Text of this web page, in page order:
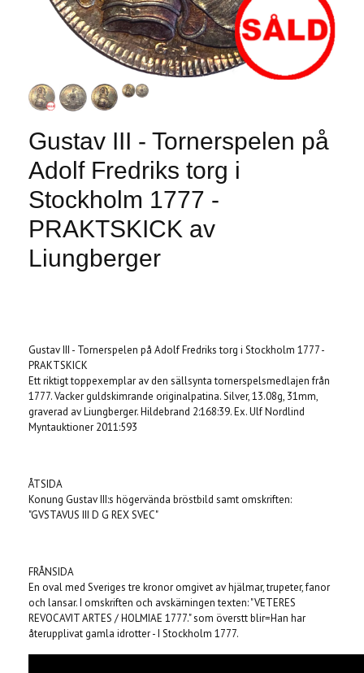
Gustav III - Tornerspelen på
Adolf Fredriks torg i
Stockholm 1777 -
PRAKTSKICK av
Liungberger
Gustav III - Tornerspelen på Adolf Fredriks torg i Stockholm 1777 -
PRAKTSKICK
Ett riktigt toppexemplar av den sällsynta tornerspelsmedlajen från
1777. Vacker guldskimrande originalpatina. Silver, 13.08g, 31mm,
graverad av Liungberger. Hildebrand 2:168:39. Ex. Ulf Nordlind
Myntauktioner 2011:593
ÅTSIDA
Konung Gustav III:s högervända bröstbild samt omskriften:
"GVSTAVUS III D G REX SVEC"
FRÅNSIDA
En oval med Sveriges tre kronor omgivet av hjälmar, trupeter, fanor
och lansar. I omskriften och avskärningen texten: "VETERES
REVOCAVIT ARTES / HOLMIAE 1777." som överstt blir=Han har
återupplivat gamla idrotter - I Stockholm 1777.